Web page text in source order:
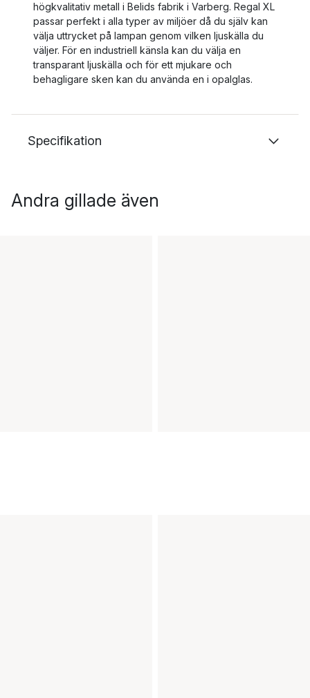
högkvalitativ metall i Belids fabrik i Varberg. Regal XL
passar perfekt i alla typer av miljöer då du själv kan
välja uttrycket på lampan genom vilken ljuskälla du
väljer. För en industriell känsla kan du välja en
transparant ljuskälla och för ett mjukare och
behagligare sken kan du använda en i opalglas.
Specifikation
Andra gillade även